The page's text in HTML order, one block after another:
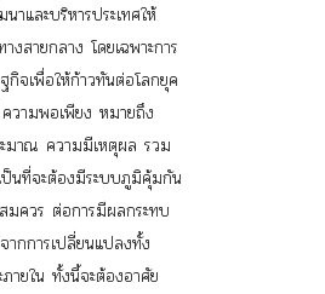
าและบริหารประเทศให้
างสายกลาง โดยเฉพาะการ
จเพื่อให้ก้าวทันต่อโลกยุค
วามพอเพียง หมายถึง
มาณ ความมีเหตุผล รวม
ป็นที่จะต้องมีระบบภูมิคุ้มกัน
มควร ต่อการมีผลกระทบ
ากการเปลี่ยนแปลงทั้ง
ายใน ทั้งนี้จะต้องอาศัย